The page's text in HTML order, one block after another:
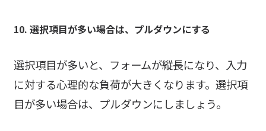
10. 選択項目が多い場合は、プルダウンにする
選択項目が多いと、フォームが縦長になり、入力
に対する心理的な負荷が大きくなります。選択項
目が多い場合は、プルダウンにしましょう。